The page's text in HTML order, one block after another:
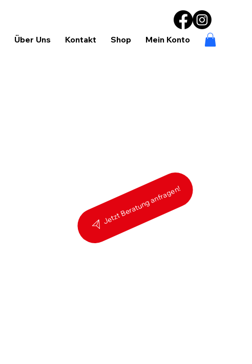
Über Uns Kontakt Shop Mein Konto
Jetzt Beratung anfragen!